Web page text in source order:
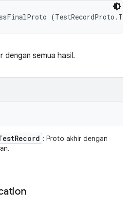
dengan semua hasil.
Record : Proto akhir dengan